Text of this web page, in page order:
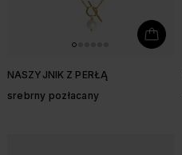
NASZYJNIK Z PERŁĄ
srebrny pozłacany